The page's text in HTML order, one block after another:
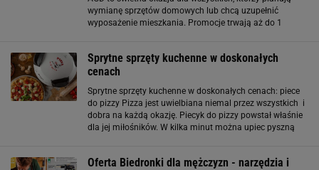
wymianę sprzętów domowych lub chcą uzupełnić
wyposażenie mieszkania. Promocje trwają aż do 1
Sprytne sprzęty kuchenne w doskonałych
cenach
Sprytne sprzęty kuchenne w doskonałych cenach: piece
do pizzy Pizza jest uwielbiana niemal przez wszystkich i
dobra na każdą okazję. Piecyk do pizzy powstał właśnie
dla jej miłośników. W kilka minut można upiec pyszną
Oferta Biedronki dla mężczyzn - narzędzia i